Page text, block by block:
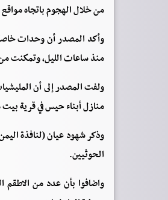
من خلال الهجوم باتجاه مواقع
منذ ساعات الليل، وتمكنت من
ولفت المصدر إلى أن
منازل أبناء حيس في قرية بيت
وذكر شهود عيان (لنافذة
الحوثيين.
واضافوا بأن عدد من الاطقم